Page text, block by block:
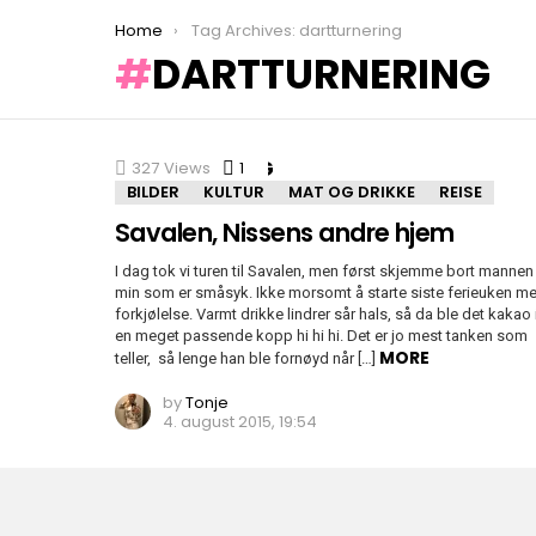
You are here:
Home Tag Archives: dartturnering
DARTTURNERING
SISTE INNLEGG
327 Views 1
Comment
BILDER
KULTUR MAT OG DRIKKE REISE
Savalen, Nissens andre hjem
I dag tok vi turen til Savalen, men først skjemme bort mannen
min som er småsyk. Ikke morsomt å starte siste ferieuken
forkjølelse. Varmt drikke lindrer sår hals, så da ble det kakao
en meget passende kopp hi hi hi. Det er jo mest tanken som
teller, så lenge han ble fornøyd når […] MORE
byTonje
4. august 2015, 19:54